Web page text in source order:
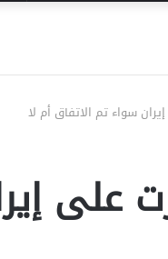
سواء تم الاتفاق أم لا
على